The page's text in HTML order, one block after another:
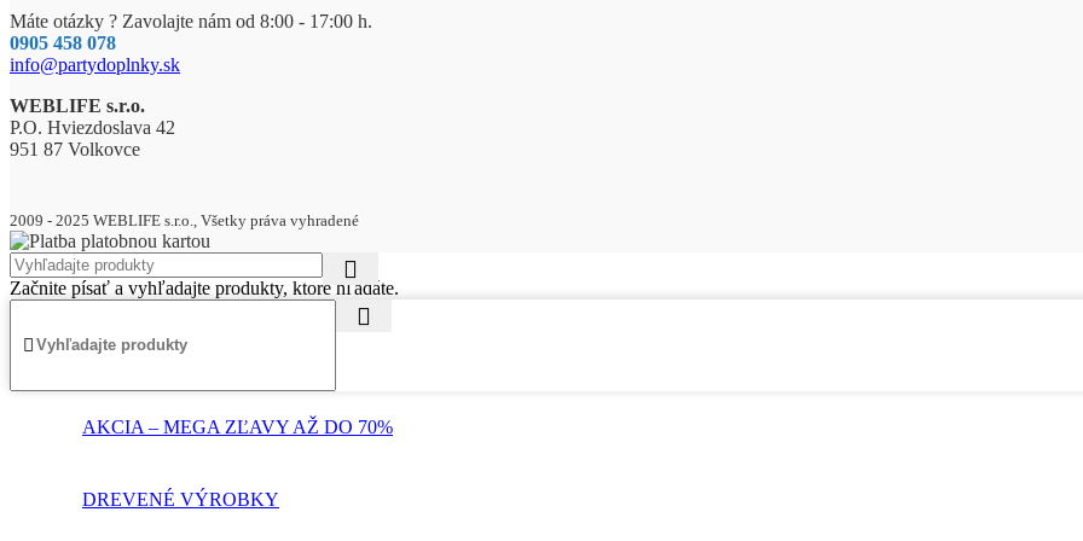
Máte otázky ? Zavolajte nám od 8:00 - 17:00 h.
0905 458 078
info@partydoplnky.sk
WEBLIFE s.r.o.
P.O. Hviezdoslava 42
951 87 Volkovce
2009 - 2025 WEBLIFE s.r.o., Všetky práva vyhradené
Začnite písať a vyhľadajte produkty, ktoré hľadáte.
AKCIA – MEGA ZĽAVY AŽ DO 70%
DREVENÉ VÝROBKY